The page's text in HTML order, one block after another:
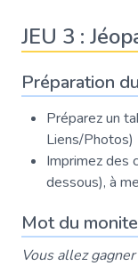
JEU 3 :
Préparation
Préparez un
Liens/Photos)
Imprimez des
dessous), à
Mot du
Vous allez